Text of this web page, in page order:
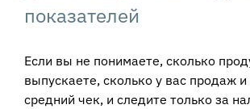
показателей
Если вы не понимаете, сколько
выпускаете, сколько у вас продаж
средний чек, и следите только за